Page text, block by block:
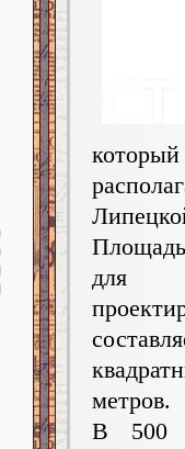
для
метров.
В 500